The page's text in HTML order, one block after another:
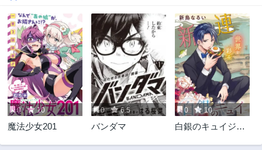
第27話
3ヶ月前
第26話
2年前
第25話
2年前
第24話
2年前
第23.2話
3ヶ月前
第23話
2年前
第22話
2年前
第21話
第20話 第19話
0 10
魔法少女201
0 6.5
バンダマ
0 10
白銀のキュイジー